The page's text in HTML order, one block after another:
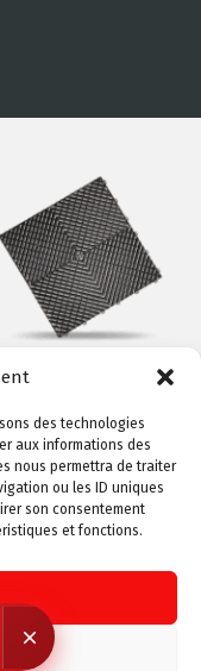
des technologies
aux informations des
nous permettra de traiter
ou les ID uniques
son consentement
et fonctions.